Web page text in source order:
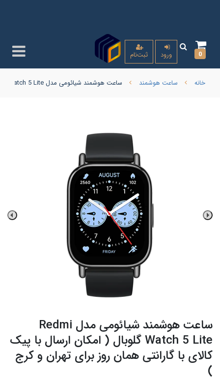
0 ورود ثبت‌نام
خانه ساعت هوشمند ساعت هوشمند شیائومی مدل Redmi Watch 5 Lite گلوبال ( امکان ارسال با پیک کالای با گارانتی همان روز برای تهران و کرج )
ساعت هوشمند شیائومی مدل Redmi
Watch 5 Lite گلوبال ( امکان ارسال با پیک
کالای با گارانتی همان روز برای تهران و کرج
)